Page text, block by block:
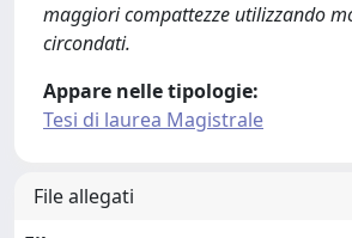
maggiori compattezze utilizzando
circondati.
Appare nelle tipologie:
Tesi di laurea Magistrale
File allegati